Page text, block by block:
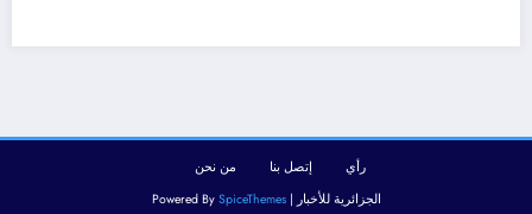
رأي إتصل بنا
من نحن
الجزائرية للأخبار | Powered BySpiceThemes